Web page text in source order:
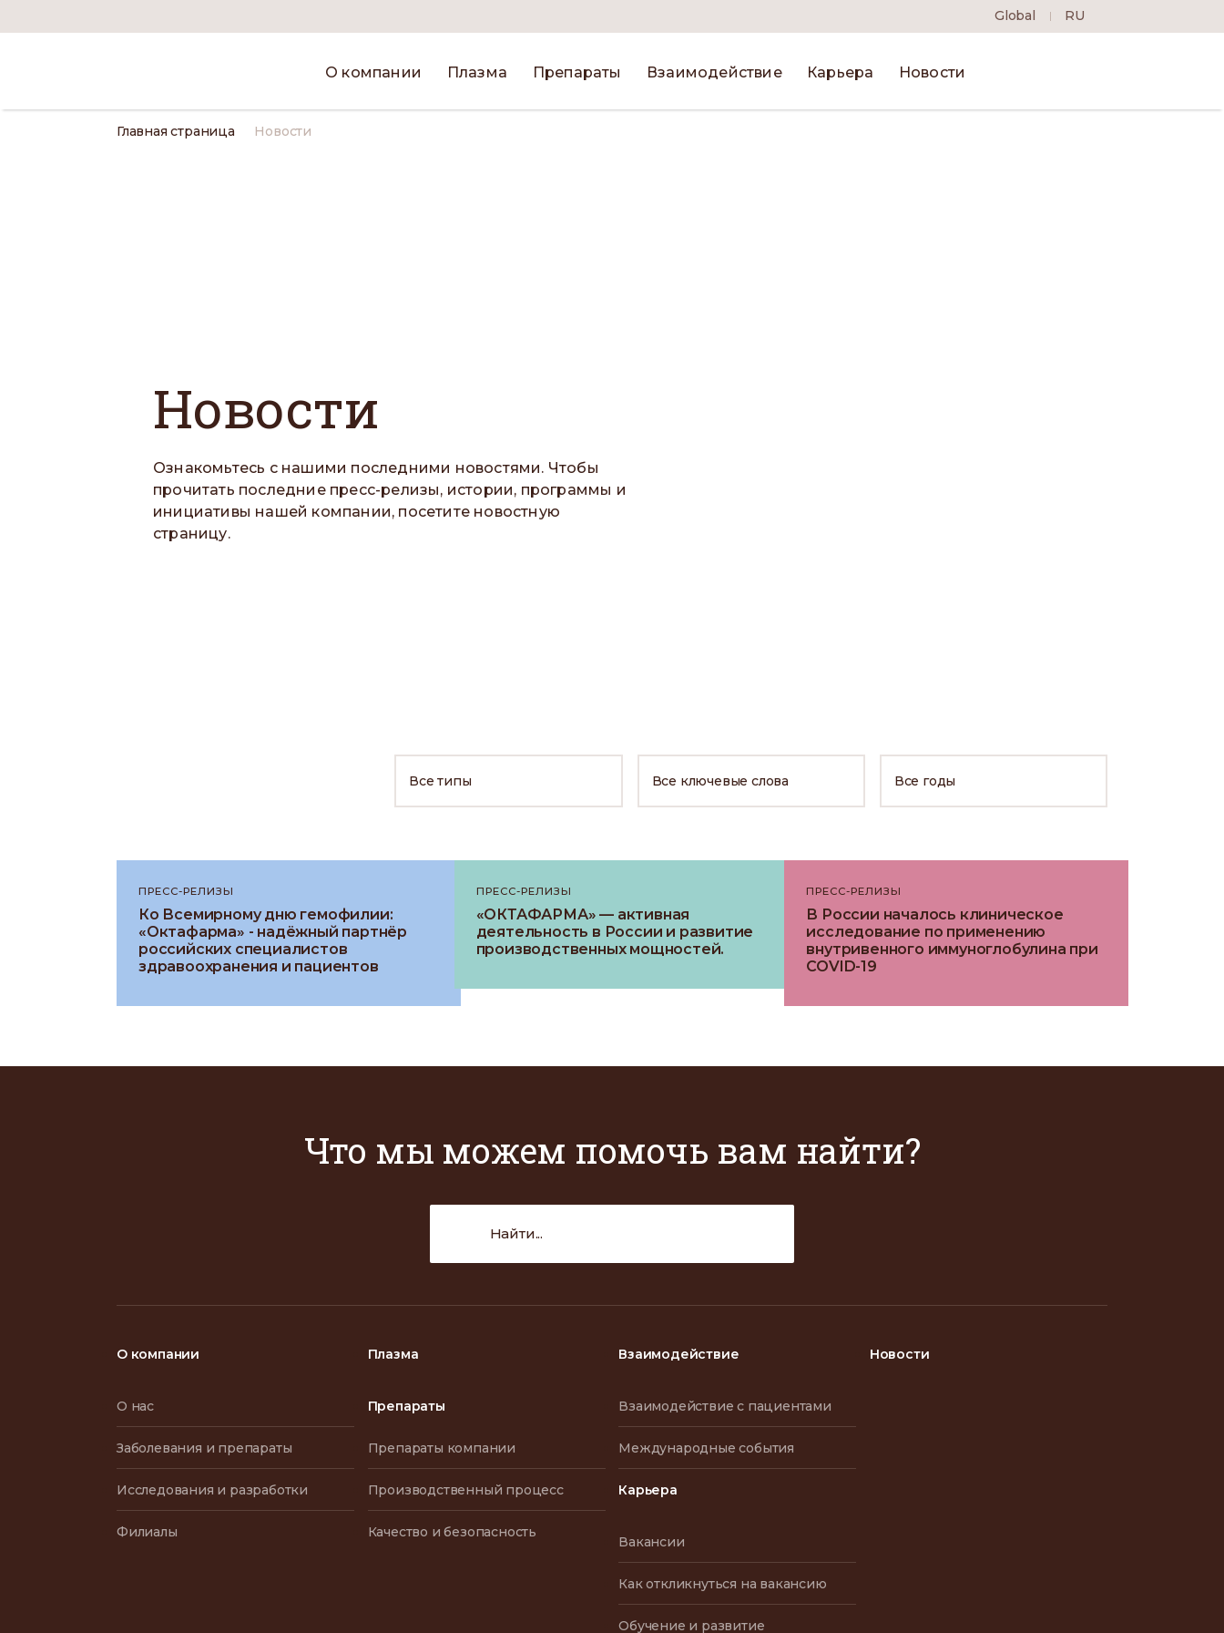
Global RU
О компании Плазма Препараты Взаимодействие Карьера Новости
Главная страница Новости
Новости
Ознакомьтесь с нашими последними новостями. Чтобы
прочитать последние пресс-релизы, истории, программы и
инициативы нашей компании, посетите новостную
страницу.
Все типы Все ключевые слова Все годы
ПРЕСС-РЕЛИЗЫ
Ко Всемирному дню гемофилии:
«Октафарма» - надёжный партнёр
российских специалистов
здравоохранения и пациентов
ПРЕСС-РЕЛИЗЫ
«ОКТАФАРМА» — активная
деятельность в России и развитие
производственных мощностей.
ПРЕСС-РЕЛИЗЫ
В России началось клиническое
исследование по применению
внутривенного иммуноглобулина при
COVID-19
Что мы можем помочь вам найти?
О компании
О нас
Заболевания и препараты
Исследования и разработки
Филиалы
Плазма
Препараты
Препараты компании
Производственный процесс
Качество и безопасность
Взаимодействие
Взаимодействие с пациентами
Международные события
Карьера
Вакансии
Как откликнуться на вакансию
Обучение и развитие
Новости